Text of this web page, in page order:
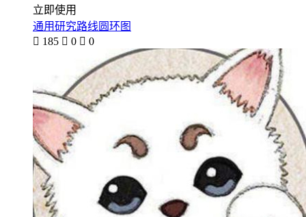
立即使用
通用研究路线圆环图
 185  0  0